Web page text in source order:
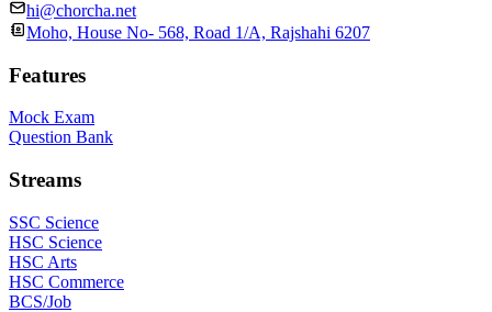
hi@chorcha.net
Moho, House No- 568, Road 1/A, Rajshahi 6207
Features
Mock Exam
Question Bank
Streams
SSC Science
HSC Science
HSC Arts
HSC Commerce
BCS/Job